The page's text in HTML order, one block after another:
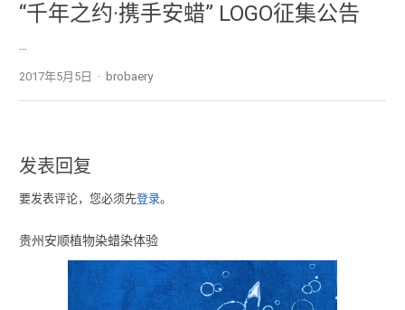
“千年之约·携手安蜡” LOGO征集公告
…
2017年5月5日 Author
brobaery
发表回复
要发表评论，您必须先登录。
贵州安顺植物染蜡染体验